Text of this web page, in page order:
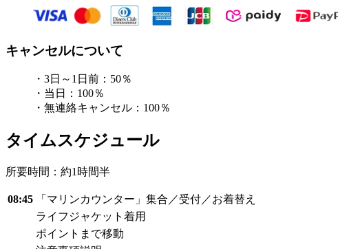
キャンセルについて
・3日～1日前：50％
・当日：100％
・無連絡キャンセル：100％
タイムスケジュール
所要時間：約1時間半
08:45
「マリンカウンター」集合／受付／お着替え
ライフジャケット着用
ポイントまで移動